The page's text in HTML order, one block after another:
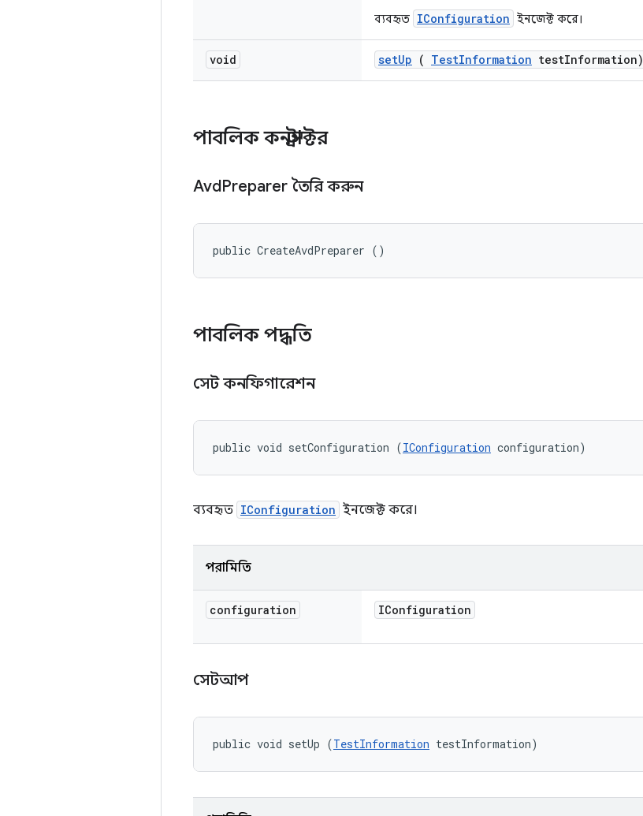
ব্যবহৃত IConfiguration ইনজেক্ট করে।
void setUp ( TestInformation testInformation)
পাবলিক কনস্ট্রাক্টর
AvdPreparer তৈরি করুন
public CreateAvdPreparer ()
পাবলিক পদ্ধতি
সেট কনফিগারেশন
public void setConfiguration (IConfiguration configuration)
ব্যবহৃত IConfiguration ইনজেক্ট করে।
পরামিতি
configuration IConfiguration
সেটআপ
public void setUp (TestInformation testInformation)